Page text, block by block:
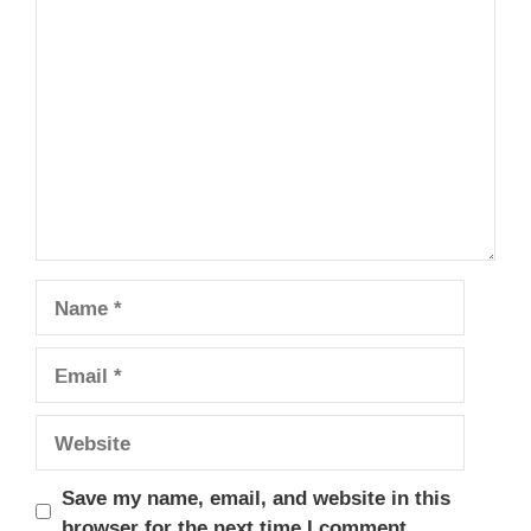
Name
Email
Website
Save my name, email, and website in this